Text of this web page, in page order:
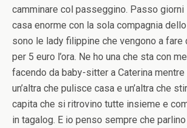
camminare col passeggino. Passo
casa enorme con la sola compagnia
sono le lady filippine che vengono a fare
per 5 euro l’ora. Ne ho una che sta con
facendo da baby-sitter a Caterina mentre
un’altra che pulisce casa e un’altra che
capita che si ritrovino tutte insieme e
in tagalog. E io penso sempre che